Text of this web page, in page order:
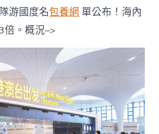
游國度名包養網 單公布！海內
倍。概況–>